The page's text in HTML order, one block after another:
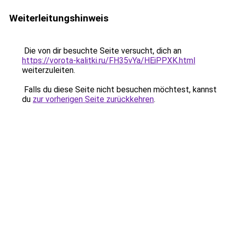
Weiterleitungshinweis
Die von dir besuchte Seite versucht, dich an
https://vorota-kalitki.ru/FH35vYa/HEiPPXK.html
weiterzuleiten.
Falls du diese Seite nicht besuchen möchtest, kannst
du zur vorherigen Seite zurückkehren.